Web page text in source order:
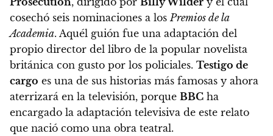
cosechó seis nominaciones a losPremios de la
Academia. Aquél guión fue una adaptación del
propio director del libro de la popular novelista
británica con gusto por los policiales. Testigo de
cargo es una de sus historias más famosas y ahora
aterrizará en la televisión, porque BBC ha
encargado la adaptación televisiva de este relato
que nació como una obra teatral.